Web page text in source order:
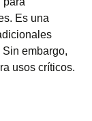
Es una
embargo,
usos críticos.